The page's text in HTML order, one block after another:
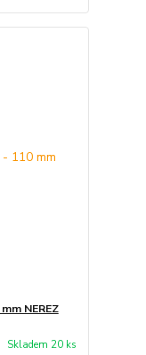
NEREZ
Skladem 20 ks